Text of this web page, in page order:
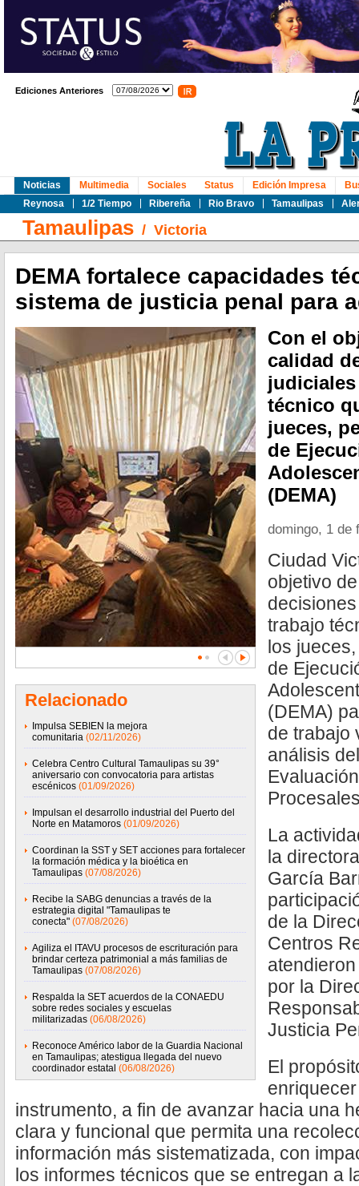
Ediciones Anteriores
Noticias
Reynosa
1/2 Tiempo Ribereña Rio Bravo Tamaulipas
Multimedia Sociales Status Edición Impresa
Tamaulipas / Victoria
DEMA fortalece capacidades
sistema de justicia penal para
Relacionado
Impulsa SEBIEN la mejora
comunitaria (02/11/2026)
Celebra Centro Cultural Tamaulipas su 39°
aniversario con convocatoria para artistas
escénicos (01/09/2026)
Impulsan el desarrollo industrial del Puerto del
Norte en Matamoros (01/09/2026)
Coordinan la SST y SET acciones para fortalecer
la formación médica y la bioética en
Tamaulipas (07/08/2026)
Recibe la SABG denuncias a través de la
estrategia digital "Tamaulipas te
conecta" (07/08/2026)
Agiliza el ITAVU procesos de escrituración para
brindar certeza patrimonial a más familias de
Tamaulipas (07/08/2026)
Respalda la SET acuerdos de la CONAEDU
sobre redes sociales y escuelas
militarizadas (06/08/2026)
Reconoce Américo labor de la Guardia Nacional
en Tamaulipas; atestigua llegada del nuevo
coordinador estatal (06/08/2026)
Con el
calidad
técnico
jueces,
de
(DEMA)
domingo, 1 de
Ciudad
objetivo
trabajo
los
de
(DEMA)
de trabajo
análisis
La
la
García
de la
Centros
por la
Justicia
El
instrumento, a fin de avanzar hacia una
clara y funcional que permita una
información más sistematizada, con
los informes técnicos que se entregan a